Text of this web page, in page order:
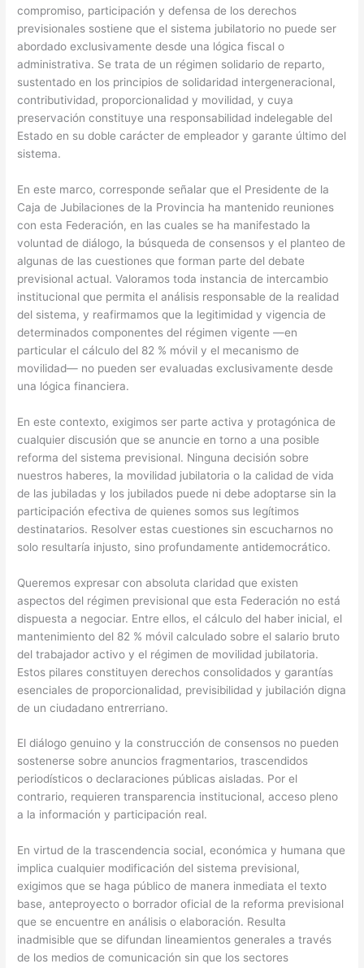
compromiso, participación y defensa de los derechos
previsionales sostiene que el sistema jubilatorio no puede ser
abordado exclusivamente desde una lógica fiscal o
administrativa. Se trata de un régimen solidario de reparto,
sustentado en los principios de solidaridad intergeneracional,
contributividad, proporcionalidad y movilidad, y cuya
preservación constituye una responsabilidad indelegable del
Estado en su doble carácter de empleador y garante último del
sistema.
En este marco, corresponde señalar que el Presidente de la
Caja de Jubilaciones de la Provincia ha mantenido reuniones
con esta Federación, en las cuales se ha manifestado la
voluntad de diálogo, la búsqueda de consensos y el planteo de
algunas de las cuestiones que forman parte del debate
previsional actual. Valoramos toda instancia de intercambio
institucional que permita el análisis responsable de la realidad
del sistema, y reafirmamos que la legitimidad y vigencia de
determinados componentes del régimen vigente —en
particular el cálculo del 82 % móvil y el mecanismo de
movilidad— no pueden ser evaluadas exclusivamente desde
una lógica financiera.
En este contexto, exigimos ser parte activa y protagónica de
cualquier discusión que se anuncie en torno a una posible
reforma del sistema previsional. Ninguna decisión sobre
nuestros haberes, la movilidad jubilatoria o la calidad de vida
de las jubiladas y los jubilados puede ni debe adoptarse sin la
participación efectiva de quienes somos sus legítimos
destinatarios. Resolver estas cuestiones sin escucharnos no
solo resultaría injusto, sino profundamente antidemocrático.
Queremos expresar con absoluta claridad que existen
aspectos del régimen previsional que esta Federación no está
dispuesta a negociar. Entre ellos, el cálculo del haber inicial, el
mantenimiento del 82 % móvil calculado sobre el salario bruto
del trabajador activo y el régimen de movilidad jubilatoria.
Estos pilares constituyen derechos consolidados y garantías
esenciales de proporcionalidad, previsibilidad y jubilación digna
de un ciudadano entrerriano.
El diálogo genuino y la construcción de consensos no pueden
sostenerse sobre anuncios fragmentarios, trascendidos
periodísticos o declaraciones públicas aisladas. Por el
contrario, requieren transparencia institucional, acceso pleno
a la información y participación real.
En virtud de la trascendencia social, económica y humana que
implica cualquier modificación del sistema previsional,
exigimos que se haga público de manera inmediata el texto
base, anteproyecto o borrador oficial de la reforma previsional
que se encuentre en análisis o elaboración. Resulta
inadmisible que se difundan lineamientos generales a través
de los medios de comunicación sin que los sectores